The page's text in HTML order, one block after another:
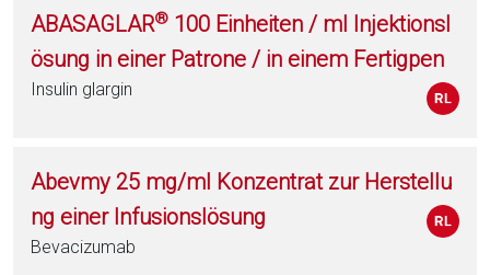
ABASAGLAR® 100 Einheiten / ml Injektionsl
ösung in einer Patrone / in einem Fertigpen
Insulin glargin
Abevmy 25 mg/ml Konzentrat zur Herstellu
ng einer Infusionslösung
Bevacizumab